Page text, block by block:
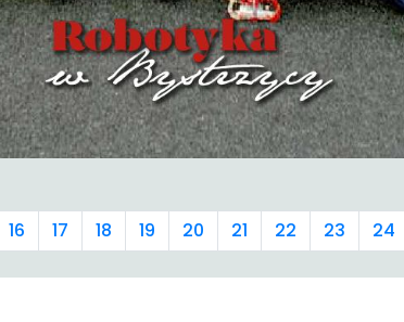
16 17 18 19 20 21 22 23 24